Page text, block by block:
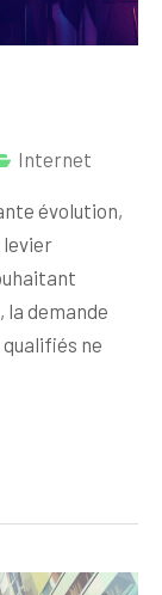
Internet
évolution,
demande
ne